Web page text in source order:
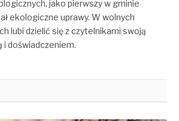
jako pierwszy w gminie
ekologiczne uprawy. W wolnych
lubi dzielić się z czytelnikami swoją
i doświadczeniem.